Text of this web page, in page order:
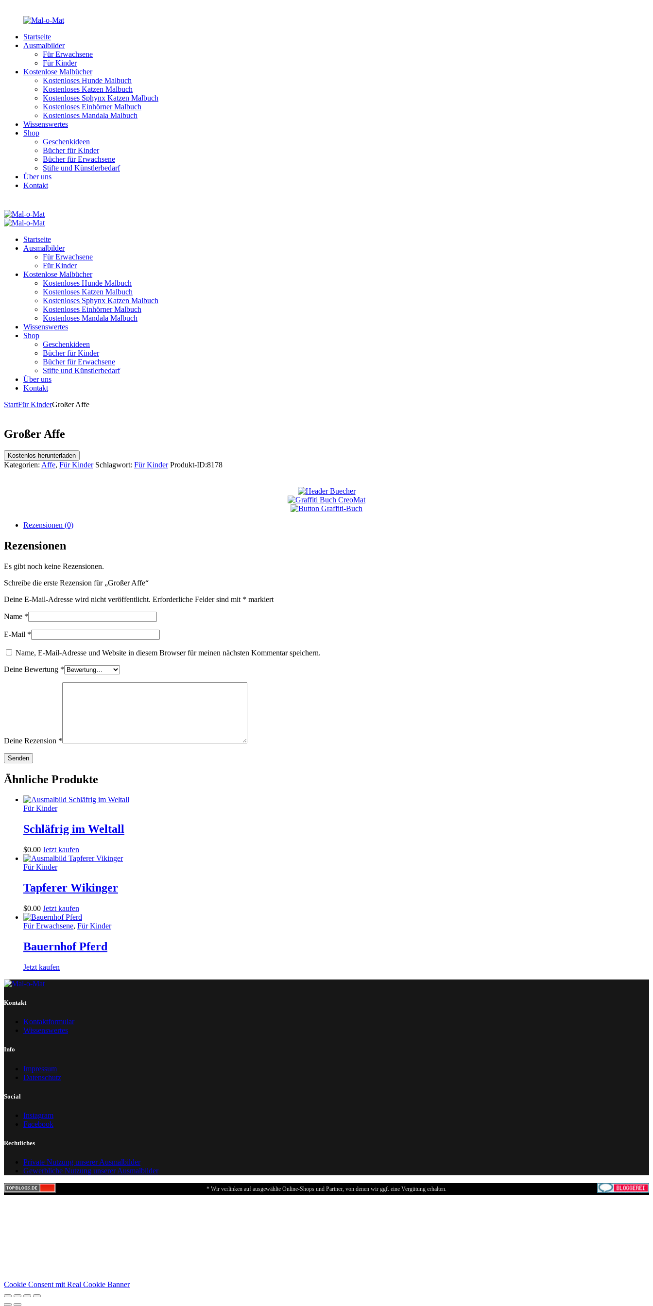
Startseite
Ausmalbilder
Für Erwachsene
Für Kinder
Kostenlose Malbücher
Kostenloses Hunde Malbuch
Kostenloses Katzen Malbuch
Kostenloses Sphynx Katzen Malbuch
Kostenloses Einhörner Malbuch
Kostenloses Mandala Malbuch
Wissenswertes
Shop
Geschenkideen
Bücher für Kinder
Bücher für Erwachsene
Stifte und Künstlerbedarf
Über uns
Kontakt
Startseite
Ausmalbilder
Für Erwachsene
Für Kinder
Kostenlose Malbücher
Kostenloses Hunde Malbuch
Kostenloses Katzen Malbuch
Kostenloses Sphynx Katzen Malbuch
Kostenloses Einhörner Malbuch
Kostenloses Mandala Malbuch
Wissenswertes
Shop
Geschenkideen
Bücher für Kinder
Bücher für Erwachsene
Stifte und Künstlerbedarf
Über uns
Kontakt
StartFür KinderGroßer Affe
Großer Affe
Kostenlos herunterladen
Kategorien: Affe, Für Kinder Schlagwort: Für Kinder Produkt-ID:8178
Rezensionen (0)
Rezensionen
Es gibt noch keine Rezensionen.
Schreibe die erste Rezension für „Großer Affe“
Deine E-Mail-Adresse wird nicht veröffentlicht. Erforderliche Felder sind mit * markiert
Name *
E-Mail *
Name, E-Mail-Adresse und Website in diesem Browser für meinen nächsten Kommentar speichern.
Deine Bewertung *
Deine Rezension *
Ähnliche Produkte
Für Kinder
Schläfrig im Weltall
$0.00 Jetzt kaufen
Für Kinder
Tapferer Wikinger
$0.00 Jetzt kaufen
Für Erwachsene, Für Kinder
Bauernhof Pferd
Jetzt kaufen
Kontakt
Kontaktformular
Wissenswertes
Info
Impressum
Datenschutz
Social
Instagram
Facebook
Rechtliches
Private Nutzung unserer Ausmalbilder
Gewerbliche Nutzung unserer Ausmalbilder
* Wir verlinken auf ausgewählte Online-Shops und Partner, von denen wir ggf. eine Vergütung erhalten.
Cookie Consent mit Real Cookie Banner